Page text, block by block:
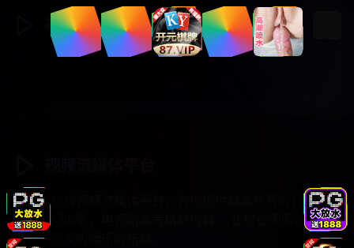
视频流媒体 登录 注册
专业的在线视频流媒体平台，为您提供高清免费的日韩综
艺、热门电影、电视剧集等精彩内容。 让您在闲暇时光中
尽情享受视听娱乐的乐趣。